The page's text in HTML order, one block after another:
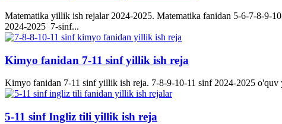
Matematika yillik ish rejalar 2024-2025. Matematika fanidan 5-6-7-8-
2024-2025 7-sinf...
Kimyo fanidan 7-11 sinf yillik ish reja
Kimyo fanidan 7-11 sinf yillik ish reja. 7-8-9-10-11 sinf 2024-2025
5-11 sinf Ingliz tili yillik ish reja